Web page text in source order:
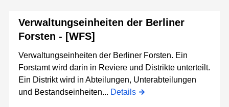
Verwaltungseinheiten der Berliner
Forsten - [WFS]
Verwaltungseinheiten der Berliner Forsten. Ein
Forstamt wird darin in Reviere und Distrikte unterteilt.
Ein Distrikt wird in Abteilungen, Unterabteilungen
und Bestandseinheiten... Details